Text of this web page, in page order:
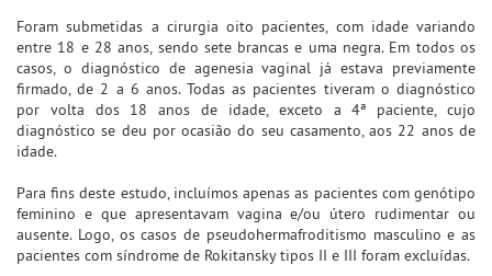
Foram submetidas a cirurgia oito pacientes, com idade variando
entre 18 e 28 anos, sendo sete brancas e uma negra. Em todos os
casos, o diagnóstico de agenesia vaginal já estava previamente
firmado, de 2 a 6 anos. Todas as pacientes tiveram o diagnóstico
por volta dos 18 anos de idade, exceto a 4ª paciente, cujo
diagnóstico se deu por ocasião do seu casamento, aos 22 anos de
idade.
Para fins deste estudo, incluímos apenas as pacientes com genótipo
feminino e que apresentavam vagina e/ou útero rudimentar ou
ausente. Logo, os casos de pseudohermafroditismo masculino e as
pacientes com síndrome de Rokitansky tipos II e III foram excluídas.